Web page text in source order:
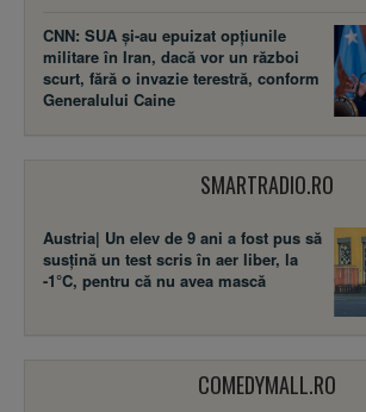
CNN: SUA şi-au epuizat opțiunile
militare în Iran, dacă vor un război
scurt, fără o invazie terestră, conform
Generalului Caine
SMARTRADIO.RO
Austria| Un elev de 9 ani a fost pus să
susţină un test scris în aer liber, la
-1°C, pentru că nu avea mască
COMEDYMALL.RO